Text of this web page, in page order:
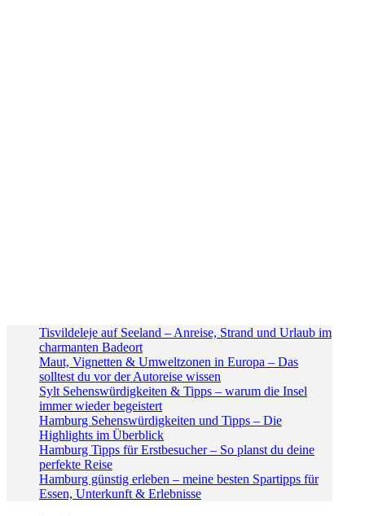
Tisvildeleje auf Seeland – Anreise, Strand und Urlaub im
charmanten Badeort
Maut, Vignetten & Umweltzonen in Europa – Das
solltest du vor der Autoreise wissen
Sylt Sehenswürdigkeiten & Tipps – warum die Insel
immer wieder begeistert
Hamburg Sehenswürdigkeiten und Tipps – Die
Highlights im Überblick
Hamburg Tipps für Erstbesucher – So planst du deine
perfekte Reise
Hamburg günstig erleben – meine besten Spartipps für
Essen, Unterkunft & Erlebnisse